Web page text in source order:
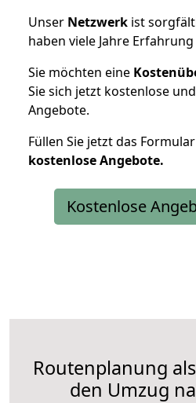
Unser Netzwerk ist
haben viele Jahre
Sie möchten eine
Sie sich jetzt kostenlose
Angebote.
Füllen Sie jetzt das
kostenloseAngebote.
Kostenlose
Routenplanung
den Umzug